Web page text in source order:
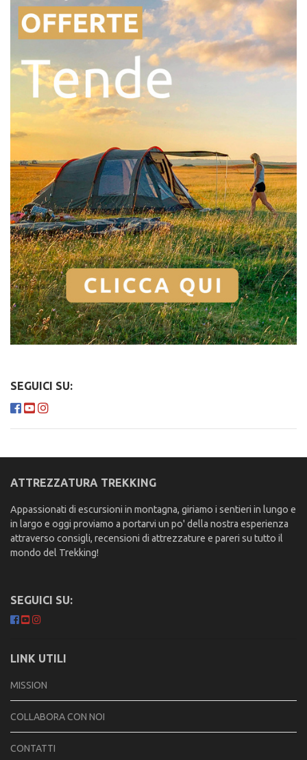
SEGUICI SU:
ATTREZZATURA TREKKING
Appassionati di escursioni in montagna, giriamo i sentieri in lungo e
in largo e oggi proviamo a portarvi un po' della nostra esperienza
attraverso consigli, recensioni di attrezzature e pareri su tutto il
mondo del Trekking!
SEGUICI SU:
LINK UTILI
MISSION
COLLABORA CON NOI
CONTATTI